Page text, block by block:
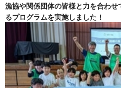
漁協や関係団体の皆様と力を合わ
るプログラムを実施しました！